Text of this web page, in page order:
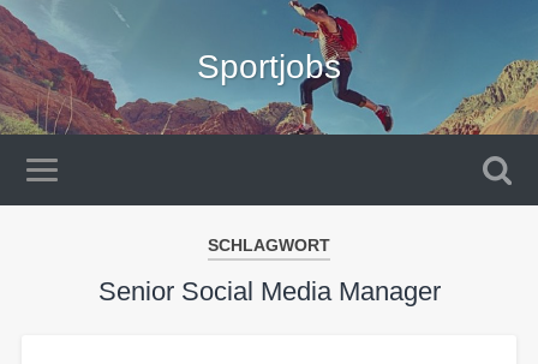
Sportjobs
SCHLAGWORT
Senior Social Media Manager